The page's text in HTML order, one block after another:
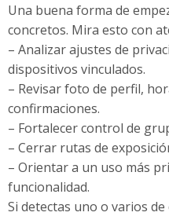
Una buena forma de
concretos. Mira esto con
– Analizar ajustes de
dispositivos vinculados.
– Revisar foto de perfil,
confirmaciones.
– Fortalecer control de
– Cerrar rutas de
– Orientar a un uso más
funcionalidad.
Si detectas uno o varios